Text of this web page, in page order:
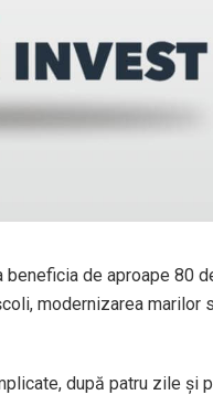
beneficia de aproape 80
modernizarea marilor
după patru zile şi